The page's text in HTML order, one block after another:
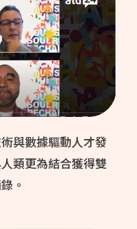
與數據驅動人才發
類更為結合獲得雙
。